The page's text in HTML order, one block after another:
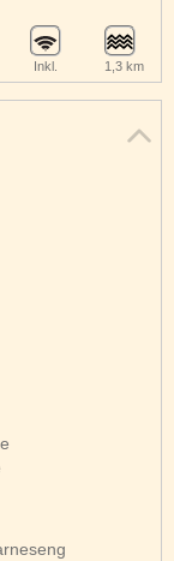
Inkl. 1,3 km